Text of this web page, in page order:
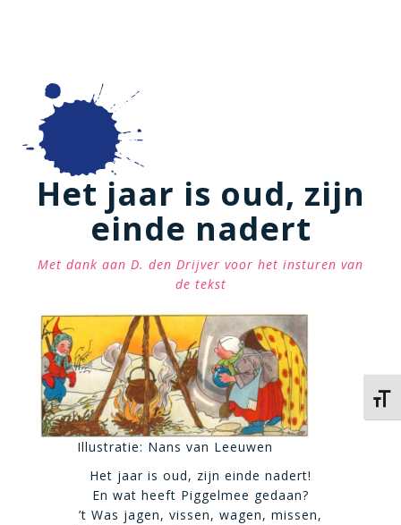
Het jaar is oud, zijn
einde nadert
Met dank aan D. den Drijver voor het insturen van
de tekst
Illustratie: Nans van Leeuwen
Het jaar is oud, zijn einde nadert!
En wat heeft Piggelmee gedaan?
’t Was jagen, vissen, wagen, missen,